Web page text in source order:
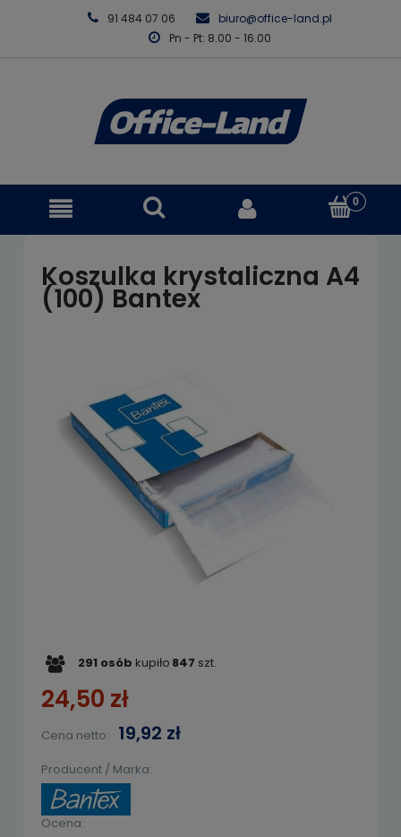
91 484 07 06
biuro@office-land.pl
Pn - Pt: 8.00 - 16.00
Koszulka krystaliczna A4
(100) Bantex
291 osób kupiło 847 szt.
24,50 zł
Cena netto: 19,92 zł
Ocena:
Producent / Marka: